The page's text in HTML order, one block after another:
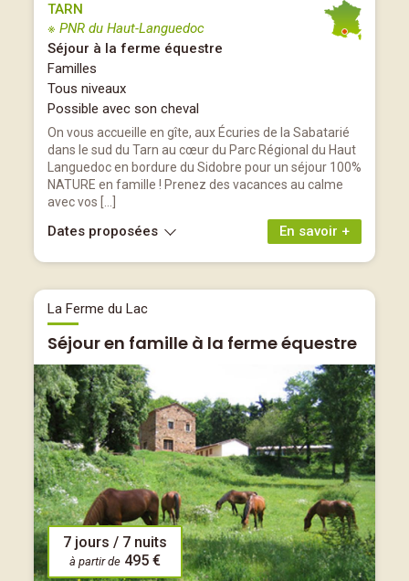
TARN
※ PNR du Haut-Languedoc
Séjour à la ferme équestre
Familles
Tous niveaux
Possible avec son cheval
On vous accueille en gîte, aux Écuries de la Sabatarié
dans le sud du Tarn au cœur du Parc Régional du Haut
Languedoc en bordure du Sidobre pour un séjour 100%
NATURE en famille ! Prenez des vacances au calme
avec vos […]
En savoir +
Dates proposées
La Ferme du Lac
Séjour en famille à la ferme équestre
7 jours / 7 nuits
à partir de 495 €